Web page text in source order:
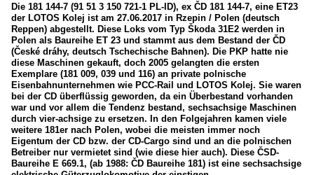
Die 181 144-7 (91 51 3 150 721-1 PL-ID), ex ČD 181 144-7, eine ET23
der LOTOS Kolej ist am 27.06.2017 in Rzepin / Polen (deutsch
Reppen) abgestellt. Diese Loks vom Typ Škoda 31E2 werden in
Polen als Baureihe ET 23 und stammt aus dem Bestand der ČD
(České dráhy, deutsch Tschechische Bahnen). Die PKP hatte nie
diese Maschinen gekauft, doch 2005 gelangten die ersten
Exemplare (181 009, 039 und 116) an private polnische
Eisenbahnunternehmen wie PCC-Rail und LOTOS Kolej. Sie waren
bei der CD überflüssig geworden, da ein Überbestand vorhanden
war und vor allem die Tendenz bestand, sechsachsige Maschinen
durch vier-achsige zu ersetzen. In den Folgejahren kamen viele
weitere 181er nach Polen, wobei die meisten immer noch
Eigentum der CD bzw. der CD-Cargo sind und an die polnischen
Betreiber nur vermietet sind (wie diese hier auch). Diese ČSD-
Baureihe E 669.1, (ab 1988: ČD Baureihe 181) ist eine sechsachsige